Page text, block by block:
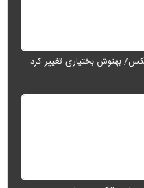
نگرانی هومن سیدی از مدرسه